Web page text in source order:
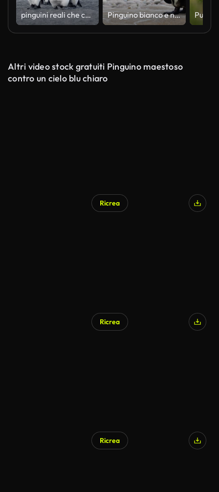
pinguini reali che camminano sulla tegola della spiaggia a St. Andrew's Bay Pinguino bianco e nero che gira la testa
Altri video stock gratuiti Pinguino maestoso
contro un cielo blu chiaro
Ricrea
Ricrea
Ricrea